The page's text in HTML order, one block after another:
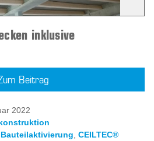
inklusive
Beitrag
2022
Bauteilaktivierung CEILTEC®